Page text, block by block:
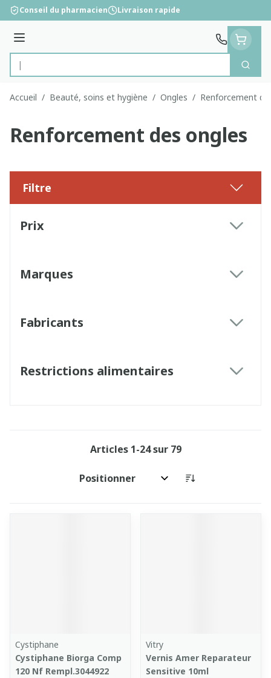
Aller au contenu
Conseil du pharmacien Livraison rapide
Menu
Rechercher
Accueil / Beauté, soins et hygiène / Ongles / Renforcement
Renforcement des ongles
Filtre
Prix
Marques
Fabricants
Restrictions alimentaires
Articles 1-24sur 79
Trier par:
Cystiphane
Cystiphane Biorga Comp
120 Nf Rempl.3044922
Vitry
Vernis Amer Reparateur
Sensitive 10ml